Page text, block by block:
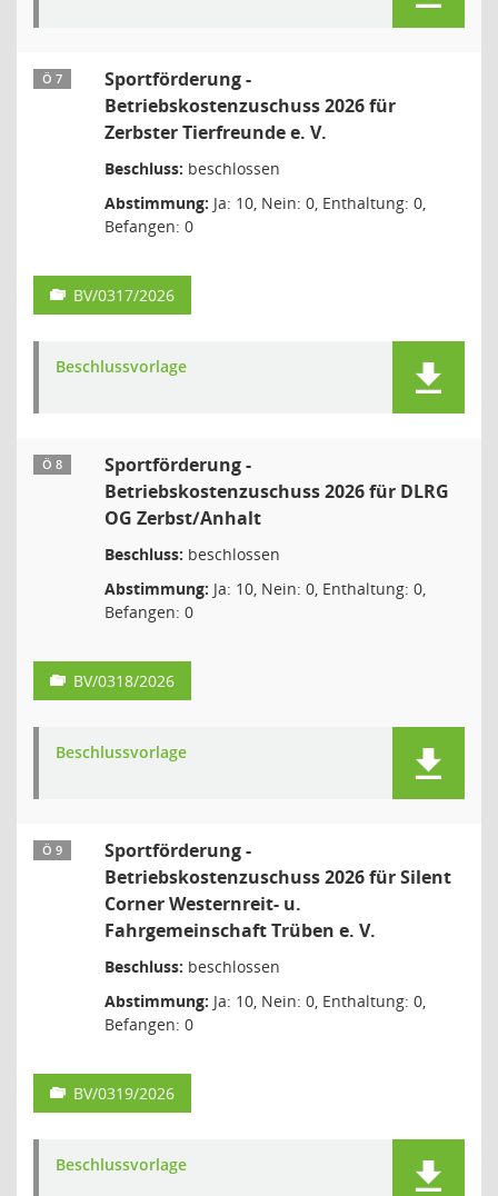
Ö 7
Sportförderung -
Betriebskostenzuschuss 2026 für
Zerbster Tierfreunde e. V.
Beschluss: beschlossen
Abstimmung: Ja: 10, Nein: 0, Enthaltung: 0,
Befangen: 0
BV/0317/2026
Beschlussvorlage
Ö 8
Sportförderung -
Betriebskostenzuschuss 2026 für DLRG
OG Zerbst/Anhalt
Beschluss: beschlossen
Abstimmung: Ja: 10, Nein: 0, Enthaltung: 0,
Befangen: 0
BV/0318/2026
Beschlussvorlage
Ö 9
Sportförderung -
Betriebskostenzuschuss 2026 für Silent
Corner Westernreit- u.
Fahrgemeinschaft Trüben e. V.
Beschluss: beschlossen
Abstimmung: Ja: 10, Nein: 0, Enthaltung: 0,
Befangen: 0
BV/0319/2026
Beschlussvorlage